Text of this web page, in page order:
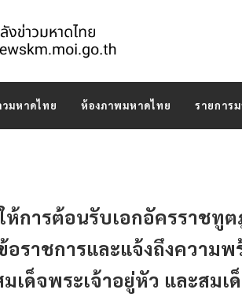
มหาดไทย ห้องภาพมหาดไทย รายการ
ห้การต้อนรับเอกอัครราชทู
อราชการและแจ้งถึงความ
เด็จพระเจ้าอยู่หัว และสมเ